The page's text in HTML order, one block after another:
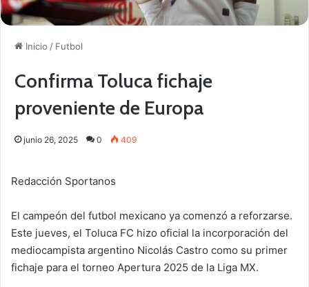
Inicio / Futbol
Confirma Toluca fichaje
proveniente de Europa
junio 26, 2025 0 409
Redacción Sportanos
El campeón del futbol mexicano ya comenzó a reforzarse.
Este jueves, el Toluca FC hizo oficial la incorporación del
mediocampista argentino Nicolás Castro como su primer
fichaje para el torneo Apertura 2025 de la Liga MX.